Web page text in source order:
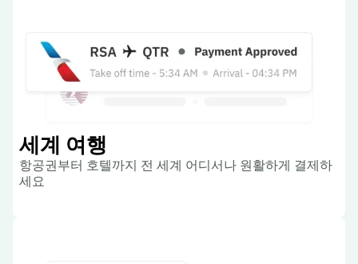
세계 여행
항공권부터 호텔까지 전 세계 어디서나 원활하게 결제하
세요